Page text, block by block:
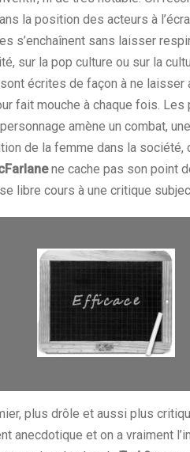
la position des acteurs à
s’enchaînent sans laisser
sur la pop culture ou sur la
écrites de façon à ne laisser
fait mouche à chaque fois.
amène un combat,
de la femme dans la
ne cache pas son point
libre cours à une critique
plus drôle et aussi plus
anecdotique et on a vraiment